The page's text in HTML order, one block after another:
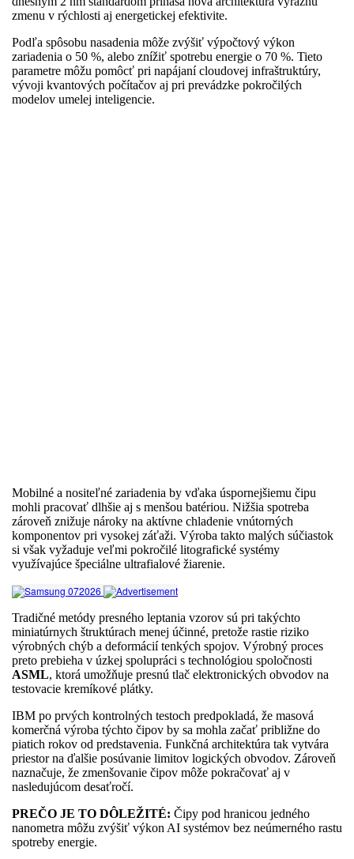
zmenu v rýchlosti aj energetickej efektivite.
Podľa spôsobu nasadenia môže zvýšiť výpočtový výkon
zariadenia o 50 %, alebo znížiť spotrebu energie o 70 %. Tieto
parametre môžu pomôcť pri napájaní cloudovej infraštruktúry,
vývoji kvantových počítačov aj pri prevádzke pokročilých
modelov umelej inteligencie.
Mobilné a nositeľné zariadenia by vďaka úspornejšiemu čipu
mohli pracovať dlhšie aj s menšou batériou. Nižšia spotreba
zároveň znižuje nároky na aktívne chladenie vnútorných
komponentov pri vysokej záťaži. Výroba takto malých súčiastok
si však vyžaduje veľmi pokročilé litografické systémy
využívajúce špeciálne ultrafialové žiarenie.
Tradičné metódy presného leptania vzorov sú pri takýchto
miniatúrnych štruktúrach menej účinné, pretože rastie riziko
výrobných chýb a deformácií tenkých spojov. Výrobný proces
preto prebieha v úzkej spolupráci s technológiou spoločnosti
ASML, ktorá umožňuje presnú tlač elektronických obvodov na
testovacie kremíkové plátky.
IBM po prvých kontrolných testoch predpokladá, že masová
komerčná výroba týchto čipov by sa mohla začať približne do
piatich rokov od predstavenia. Funkčná architektúra tak vytvára
priestor na ďalšie posúvanie limitov logických obvodov. Zároveň
naznačuje, že zmenšovanie čipov môže pokračovať aj v
nasledujúcom desaťročí.
PREČO JE TO DÔLEŽITÉ: Čipy pod hranicou jedného
nanometra môžu zvýšiť výkon AI systémov bez neúmerného rastu
spotreby energie.